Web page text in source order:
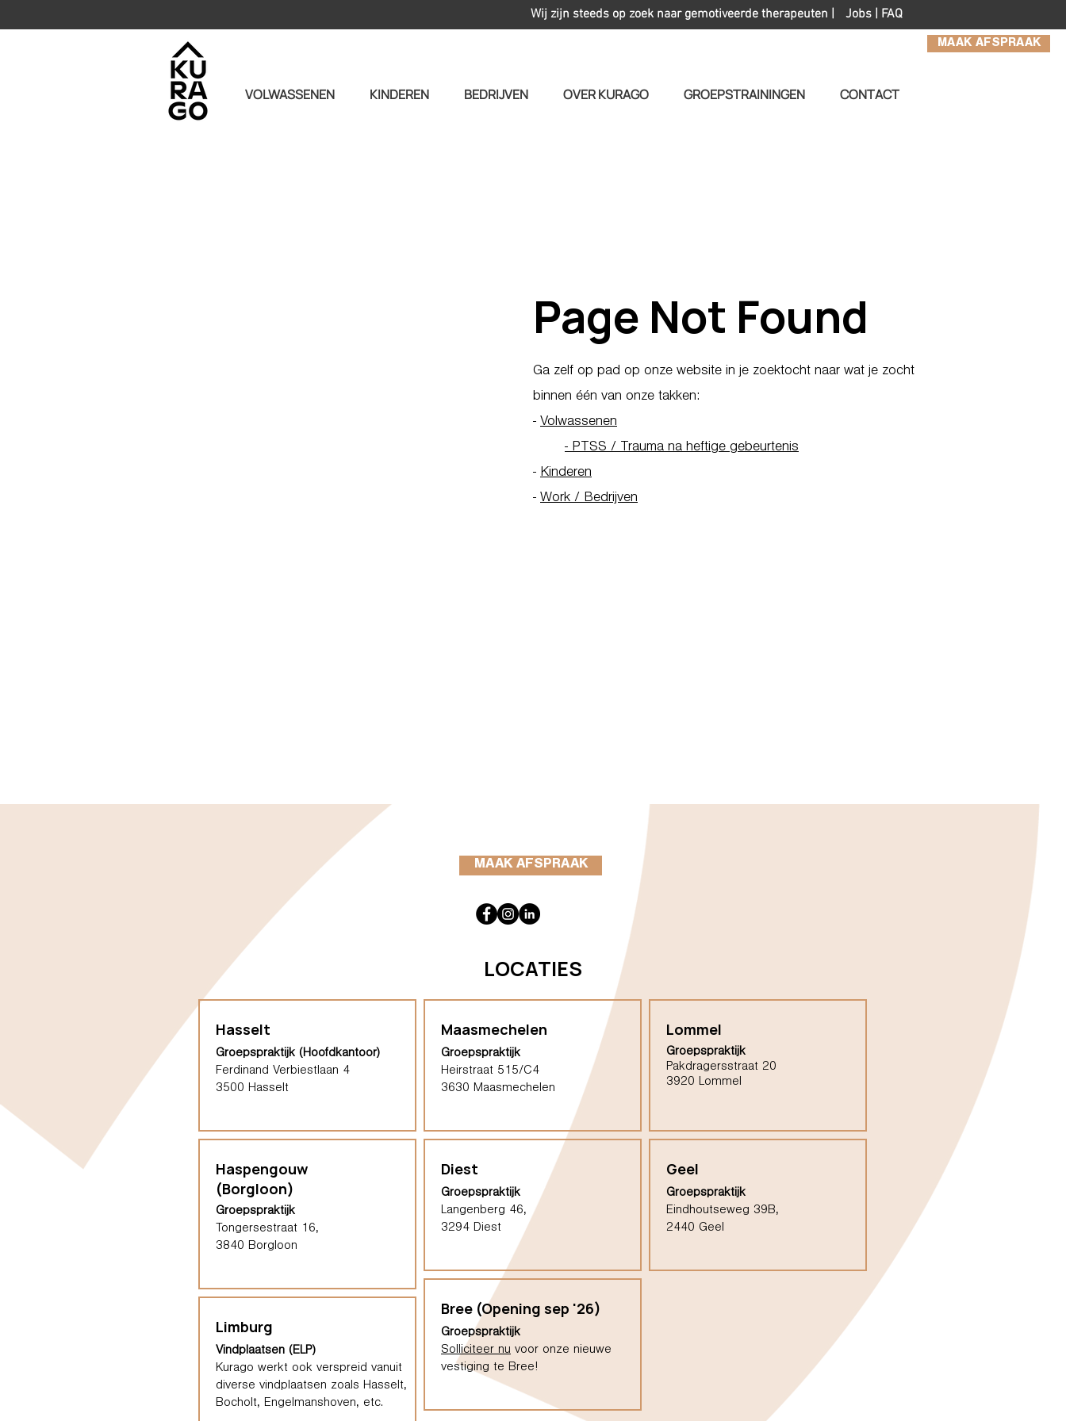
MAAK AFSPRAAK
Jobs | FAQ
Wij zijn steeds op zoek naar gemotiveerde therapeuten |
VOLWASSENEN KINDEREN BEDRIJVEN OVER KURAGO GROEPSTRAININGEN CONTACT
Page Not Found
Ga zelf op pad op onze website in je zoektocht naar wat je zocht
binnen één van onze takken:
- Volwassenen
- PTSS / Trauma na heftige gebeurtenis
- Kinderen
- Work / Bedrijven
MAAK AFSPRAAK
LOCATIES
Hasselt
Groepspraktijk (Hoofdkantoor)
Ferdinand Verbiestlaan 4
3500 Hasselt
Haspengouw
(Borgloon)
Groepspraktijk
Tongersestraat 16,
3840 Borgloon
Limburg
Vindplaatsen (ELP)
Kurago werkt ook verspreid vanuit
diverse vindplaatsen zoals Hasselt,
Bocholt, Engelmanshoven, etc.
Maasmechelen
Groepspraktijk
Heirstraat 515/C4
3630 Maasmechelen
Diest
Groepspraktijk
Langenberg 46,
3294 Diest
Bree (Opening sep '26)
Groepspraktijk
Solliciteer nu voor onze nieuwe
vestiging te Bree!
Lommel
Groepspraktijk
Pakdragersstraat 20
3920 Lommel
Geel
Groepspraktijk
Eindhoutseweg 39B,
2440 Geel